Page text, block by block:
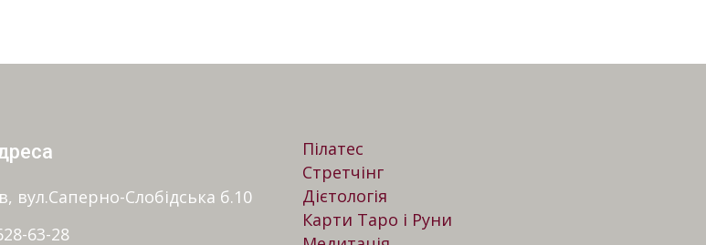
вул.Саперно-Слобідська б.10
63-28
Пілатес
Стретчінг
Дієтологія
Карти Таро і Руни